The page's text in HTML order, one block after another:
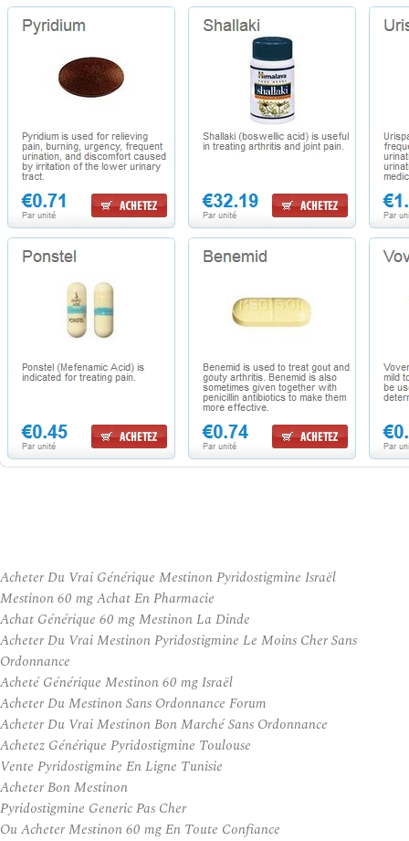
Acheter Du Vrai Générique Mestinon Pyridostigmine Israël
Mestinon 60 mg Achat En Pharmacie
Achat Générique 60 mg Mestinon La Dinde
Acheter Du Vrai Mestinon Pyridostigmine Le Moins Cher Sans
Ordonnance
Acheté Générique Mestinon 60 mg Israël
Acheter Du Mestinon Sans Ordonnance Forum
Acheter Du Vrai Mestinon Bon Marché Sans Ordonnance
Achetez Générique Pyridostigmine Toulouse
Vente Pyridostigmine En Ligne Tunisie
Acheter Bon Mestinon
Pyridostigmine Generic Pas Cher
Ou Acheter Mestinon 60 mg En Toute Confiance